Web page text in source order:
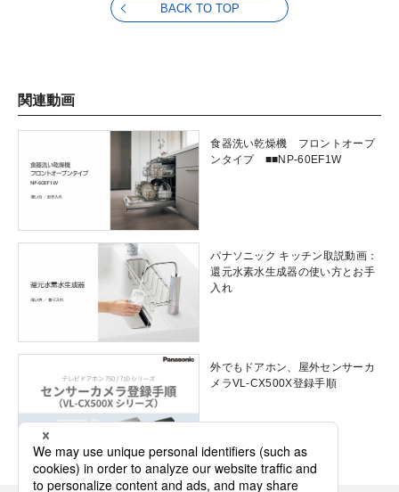
BACK TO TOP
関連動画
食器洗い乾燥機 フロントオープ
ンタイプ ■■NP-60EF1W
パナソニック キッチン取説動画：
還元水素水生成器の使い方とお手
入れ
外でもドアホン、屋外センサーカ
メラVL-CX500X登録手順